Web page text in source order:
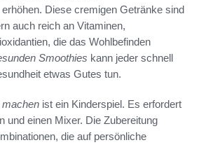
Diese cremigen Getränke sind
auch reich an Vitaminen,
die das Wohlbefinden
Smoothies kann jeder schnell
etwas Gutes tun.
ist ein Kinderspiel. Es erfordert
und einen Mixer. Die Zubereitung
die auf persönliche